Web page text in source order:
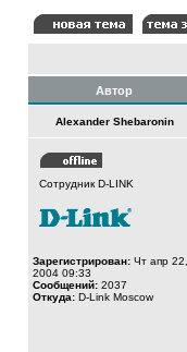
Автор
Alexander Shebaronin
Сотрудник D-LINK
Зарегистрирован: Чт апр 22,
2004 09:33
Сообщений: 2037
Откуда: D-Link Moscow